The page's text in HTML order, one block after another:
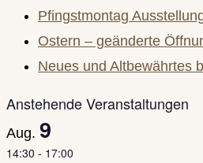
Pfingstmontag
Ostern – geänderte
Neues und Altbewährtes
Anstehende Veranstaltungen
Aug. 9
14:30 - 17:00